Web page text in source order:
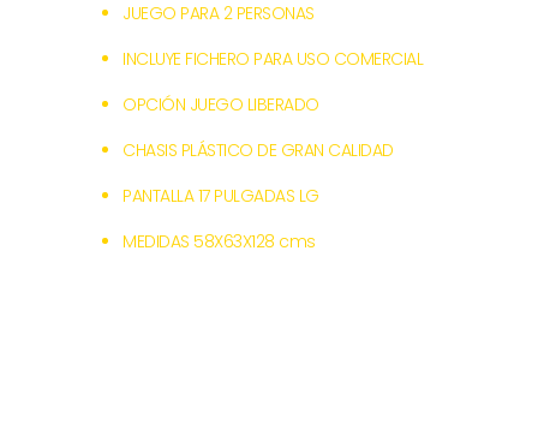
JUEGO PARA 2 PERSONAS
INCLUYE FICHERO PARA USO COMERCIAL
OPCIÓN JUEGO LIBERADO
CHASIS PLÁSTICO DE GRAN CALIDAD
PANTALLA 17 PULGADAS LG
MEDIDAS 58X63X128 cms